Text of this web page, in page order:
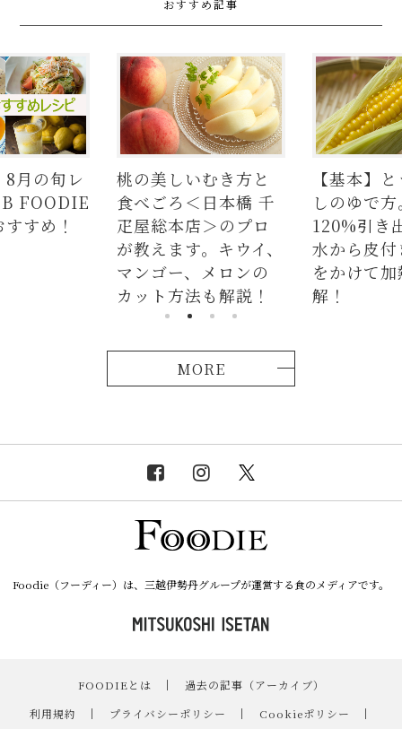
おすすめ記事
旬レ
め！
桃の美しいむき方と
食べごろ＜日本橋 千
疋屋総本店＞のプロ
が教えます。キウイ、
マンゴー、メロンの
カット方法も解説！
【基本】とう
しのゆで方。
120%引き出す
水から皮付き
をかけて加熱
解！
MORE
Foodie（フーディー）は、三越伊勢丹グループが運営する食のメディアです。
FOODIEとは ｜
過去の記事（アーカイブ）
｜
利用規約 ｜ プライバシーポリシー ｜ Cookieポリシー ｜